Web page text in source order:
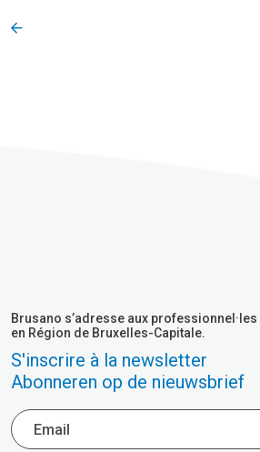
Brusano s’adresse aux
en Région de Bruxelles-Capitale.
S'inscrire à la newsletter
Abonneren op de nieuwsbrief